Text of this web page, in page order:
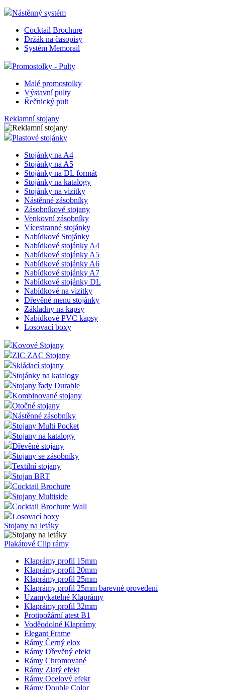
Nástěnný systém
Cocktail Brochure
Držák na časopisy
Systém Memorail
Promostolky - Pulty
Malé promostolky
Výstavní pulty
Řečnický pult
Reklamní stojany
Plastové stojánky
Stojánky na A4
Stojánky na A5
Stojánky na DL formát
Stojánky na katalogy
Stojánky na vizitky
Nástěnné zásobníky
Zásobníkové stojany
Venkovní zásobníky
Vícestranné stojánky
Nabídkové Stojánky
Nabídkové stojánky A4
Nabídkové stojánky A5
Nabídkové stojánky A6
Nabídkové stojánky A7
Nabídkové stojánky DL
Nabídkové na vizitky
Dřevěné menu stojánky
Základny na kapsy
Nabídkové PVC kapsy
Losovací boxy
Kovové Stojany
ZIC ZAC Stojany
Skládací stojany
Stojánky na katalogy
Stojany řady Durable
Kombinované stojany
Otočné stojany
Nástěnné zásobníky
Stojany Multi Pocket
Stojany na katalogy
Dřevěné stojany
Stojany se zásobníky
Textilní stojany
Stojan BRT
Cocktail Brochure
Stojany Multiside
Cocktail Brochure Wall
Losovací boxy
Stojany na letáky
Plakátové Clip rámy
Klaprámy profil 15mm
Klaprámy profil 20mm
Klaprámy profil 25mm
Klaprámy profil 25mm barevné provedení
Uzamykatelné Klaprámy
Klaprámy profil 32mm
Protipožární atest B1
Voděodolné Klaprámy
Elegant Frame
Rámy Černý elox
Rámy Dřevěný efekt
Rámy Chromované
Rámy Zlatý efekt
Rámy Ocelový efekt
Rámy Double Color